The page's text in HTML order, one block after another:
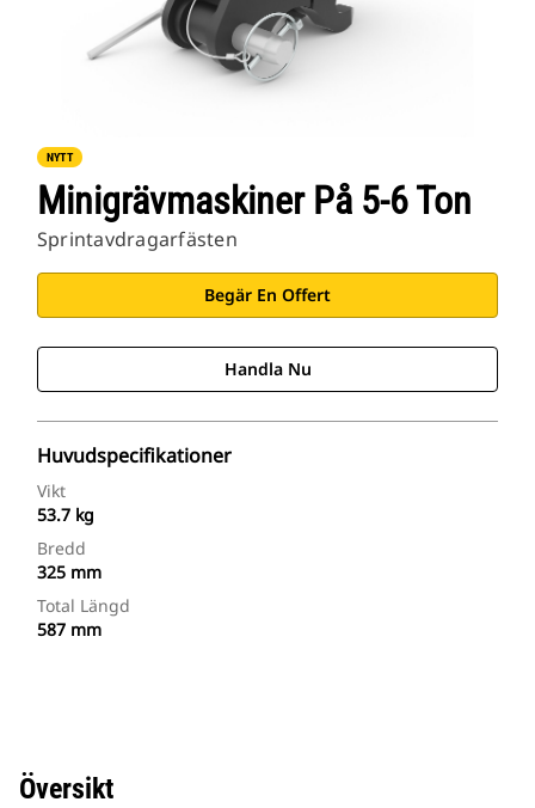
NYTT
Minigrävmaskiner På 5-6 Ton
Sprintavdragarfästen
Begär En Offert
Handla Nu
Huvudspecifikationer
Vikt
53.7 kg
Bredd
325 mm
Total Längd
587 mm
Översikt